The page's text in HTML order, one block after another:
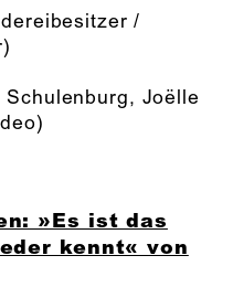
/
Schulenburg, Joëlle
»Es ist das
kennt« von